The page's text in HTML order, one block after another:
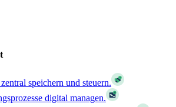
speichern und steuern.
digital managen.